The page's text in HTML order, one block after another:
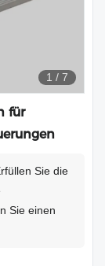
1 / 7
für
Sie die
Sie einen